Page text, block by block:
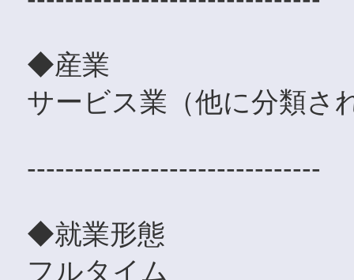
◆産業
サービス業（他に分類さ
-------------------------------
◆就業形態
フルタイム